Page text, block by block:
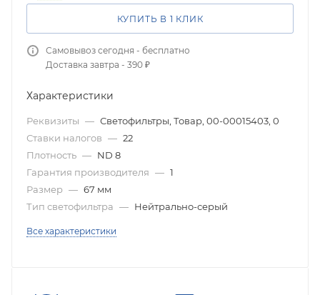
КУПИТЬ В 1 КЛИК
Самовывоз сегодня - бесплатно
Доставка завтра - 390 ₽
Характеристики
Реквизиты — Светофильтры, Товар, 00-00015403, 0
Ставки налогов — 22
Плотность — ND 8
Гарантия производителя — 1
Размер — 67 мм
Тип светофильтра — Нейтрально-серый
Все характеристики